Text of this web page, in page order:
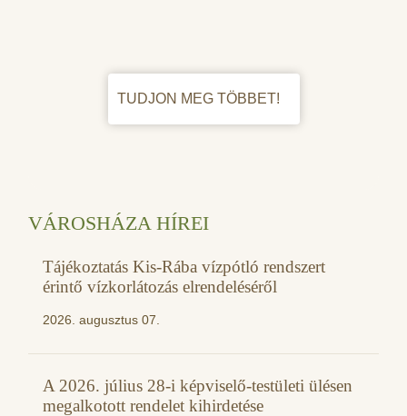
TUDJON MEG TÖBBET!
VÁROSHÁZA HÍREI
Tájékoztatás Kis-Rába vízpótló rendszert
érintő vízkorlátozás elrendeléséről
2026. augusztus 07.
A 2026. július 28-i képviselő-testületi ülésen
megalkotott rendelet kihirdetése